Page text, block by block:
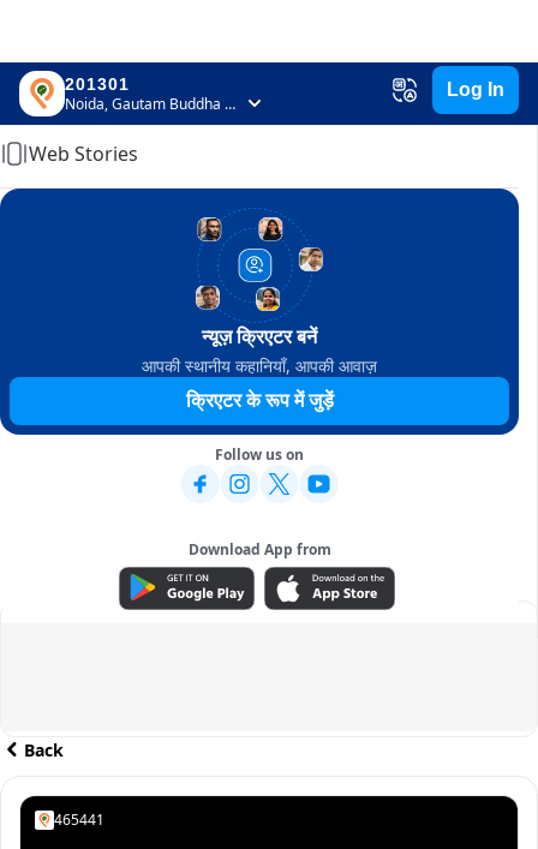
201301
Noida, Gautam Buddha Nagar, Uttar Pradesh
Log In
Home
Web Stories
न्यूज़ क्रिएटर बनें
आपकी स्थानीय कहानियाँ, आपकी आवाज़
क्रिएटर के रूप में जुड़ें
Follow us on
Download App from
ADVERTISEMENT
Back
465441